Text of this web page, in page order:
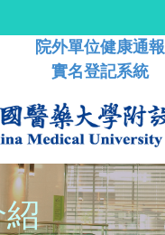
院外單位健康通報
實名登記系統
紹